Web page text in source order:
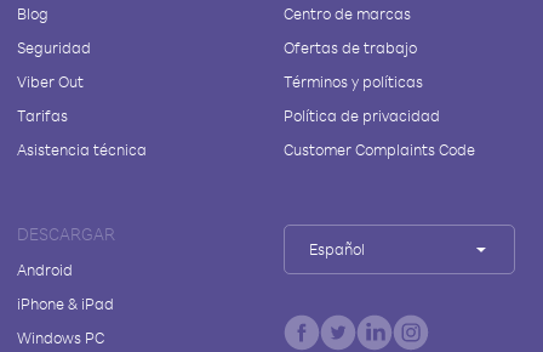
Blog
Seguridad
Viber Out
Tarifas
Asistencia técnica
Centro de marcas
Ofertas de trabajo
Términos y políticas
Política de privacidad
Customer Complaints Code
DESCARGAR
Android
iPhone & iPad
Windows PC
Español